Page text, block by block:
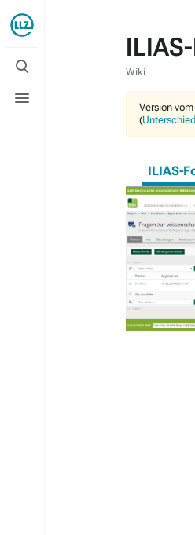
Suche
umschalten
umschalten
Wiki
Version
(Unterschied
ILIAS-